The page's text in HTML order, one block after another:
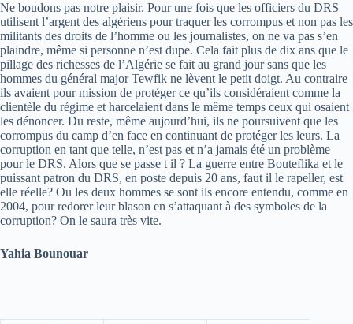
Ne boudons pas notre plaisir. Pour une fois que les officiers du DRS
utilisent l’argent des algériens pour traquer les corrompus et non pas les
militants des droits de l’homme ou les journalistes, on ne va pas s’en
plaindre, même si personne n’est dupe. Cela fait plus de dix ans que le
pillage des richesses de l’Algérie se fait au grand jour sans que les
hommes du général major Tewfik ne lèvent le petit doigt. Au contraire
ils avaient pour mission de protéger ce qu’ils considéraient comme la
clientèle du régime et harcelaient dans le même temps ceux qui osaient
les dénoncer. Du reste, même aujourd’hui, ils ne poursuivent que les
corrompus du camp d’en face en continuant de protéger les leurs. La
corruption en tant que telle, n’est pas et n’a jamais été un problème
pour le DRS. Alors que se passe t il ? La guerre entre Bouteflika et le
puissant patron du DRS, en poste depuis 20 ans, faut il le rapeller, est
elle réelle? Ou les deux hommes se sont ils encore entendu, comme en
2004, pour redorer leur blason en s’attaquant à des symboles de la
corruption? On le saura très vite.
Yahia Bounouar